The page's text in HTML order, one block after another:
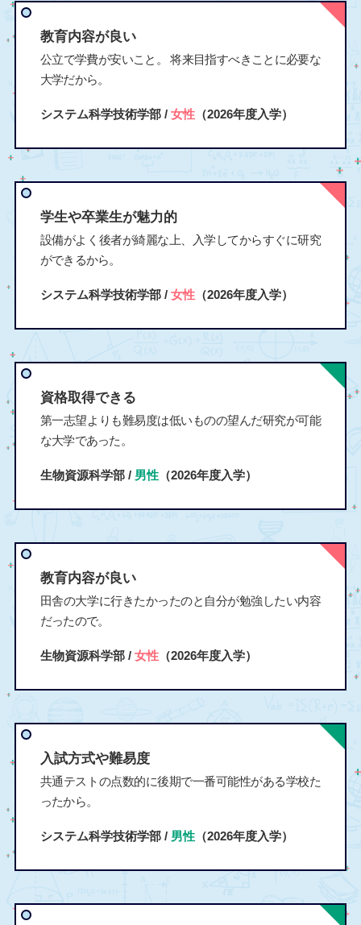
教育内容が良い
公立で学費が安いこと。 将来目指すべきことに必要な
大学だから。
システム科学技術学部 / 女性（2026年度入学）
学生や卒業生が魅力的
設備がよく後者が綺麗な上、入学してからすぐに研究
ができるから。
システム科学技術学部 / 女性（2026年度入学）
資格取得できる
第一志望よりも難易度は低いものの望んだ研究が可能
な大学であった。
生物資源科学部 / 男性（2026年度入学）
教育内容が良い
田舎の大学に行きたかったのと自分が勉強したい内容
だったので。
生物資源科学部 / 女性（2026年度入学）
入試方式や難易度
共通テストの点数的に後期で一番可能性がある学校た
ったから。
システム科学技術学部 / 男性（2026年度入学）